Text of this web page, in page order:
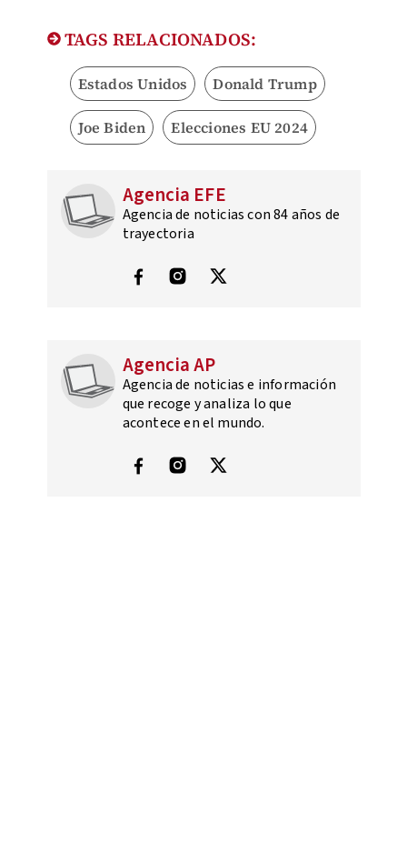
TAGS RELACIONADOS:
Estados Unidos Donald Trump
Joe Biden Elecciones EU 2024
Agencia EFE
Agencia de noticias con 84 años de
trayectoria
Agencia AP
Agencia de noticias e información
que recoge y analiza lo que
acontece en el mundo.